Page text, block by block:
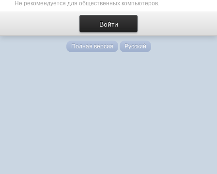
Не рекомендуется для общественных компьютеров.
Полная версия Русский